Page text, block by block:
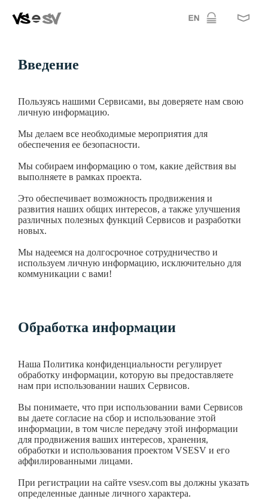
Введение
Пользуясь нашими Сервисами, вы доверяете нам свою
личную информацию.
Мы делаем все необходимые мероприятия для
обеспечения ее безопасности.
Мы собираем информацию о том, какие действия вы
выполняете в рамках проекта.
Это обеспечивает возможность продвижения и
развития наших общих интересов, а также улучшения
различных полезных функций Сервисов и разработки
новых.
Мы надеемся на долгосрочное сотрудничество и
используем личную информацию, исключительно для
коммуникации с вами!
Обработка информации
Наша Политика конфиденциальности регулирует
обработку информации, которую вы предоставляете
нам при использовании наших Сервисов.
Вы понимаете, что при использовании вами Сервисов
вы даете согласие на сбор и использование этой
информации,в том числе передачу этой информации
для продвижения ваших интересов, хранения,
обработки и использования проектом VSESV и его
аффилированными лицами.
При регистрации на сайте vsesv.com вы должны указать
определенные данные личного характера.